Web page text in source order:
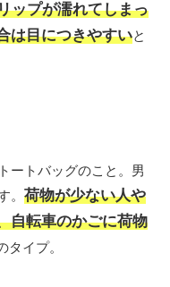
ップが濡れてしまっ
は目につきやすいと
ートバッグのこと。男
。 荷物が少ない人や
自転車のかごに荷物
タイプ。